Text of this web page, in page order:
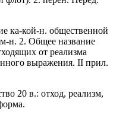
кой-н. общественной
н. 2. Общее название
от реализма
выражения. II прил.
20 в.: отход, реализм,